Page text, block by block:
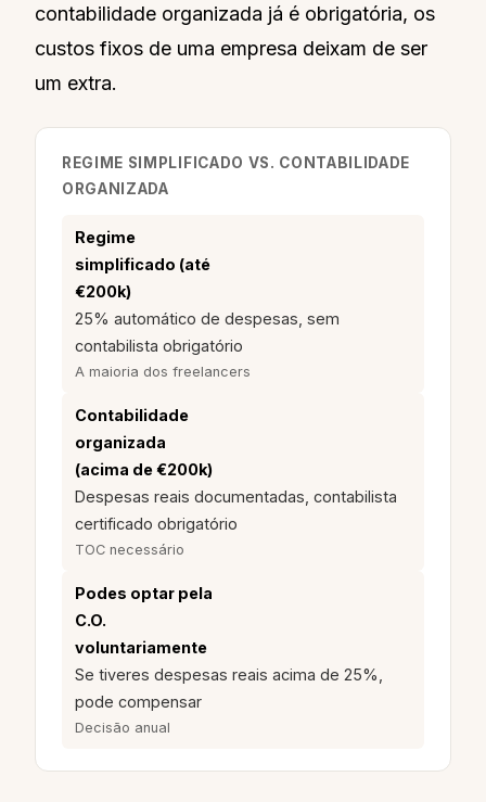
contabilidade organizada já é obrigatória, os
custos fixos de uma empresa deixam de ser
um extra.
REGIME SIMPLIFICADO VS. CONTABILIDADE
ORGANIZADA
Regime
simplificado (até
€200k)
25% automático de despesas, sem
contabilista obrigatório
A maioria dos freelancers
Contabilidade
organizada
(acima de €200k)
Despesas reais documentadas, contabilista
certificado obrigatório
TOC necessário
Podes optar pela
C.O.
voluntariamente
Se tiveres despesas reais acima de 25%,
pode compensar
Decisão anual